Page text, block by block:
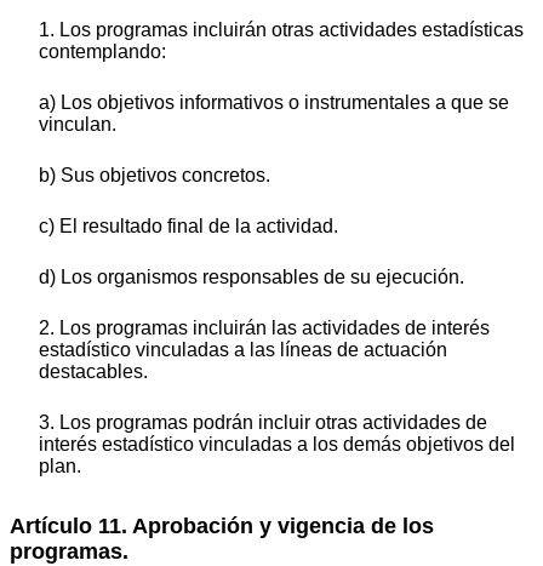
1. Los programas incluirán otras actividades estadísticas
contemplando:
a) Los objetivos informativos o instrumentales a que se
vinculan.
b) Sus objetivos concretos.
c) El resultado final de la actividad.
d) Los organismos responsables de su ejecución.
2. Los programas incluirán las actividades de interés
estadístico vinculadas a las líneas de actuación
destacables.
3. Los programas podrán incluir otras actividades de
interés estadístico vinculadas a los demás objetivos del
plan.
Artículo 11. Aprobación y vigencia de los
programas.